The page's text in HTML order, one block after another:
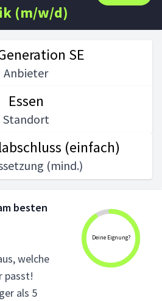
(m/w/d)
SE
Anbieter
Essen
Standort
(einfach)
(mind.)
Deine Eignung?
besten
welche
passt!
als 5